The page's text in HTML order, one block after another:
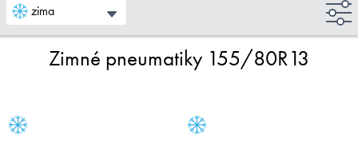
zima
Zimné pneumatiky 155/80R13